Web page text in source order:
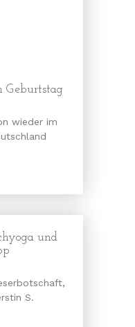
Geburtstag
wieder im
und
S.